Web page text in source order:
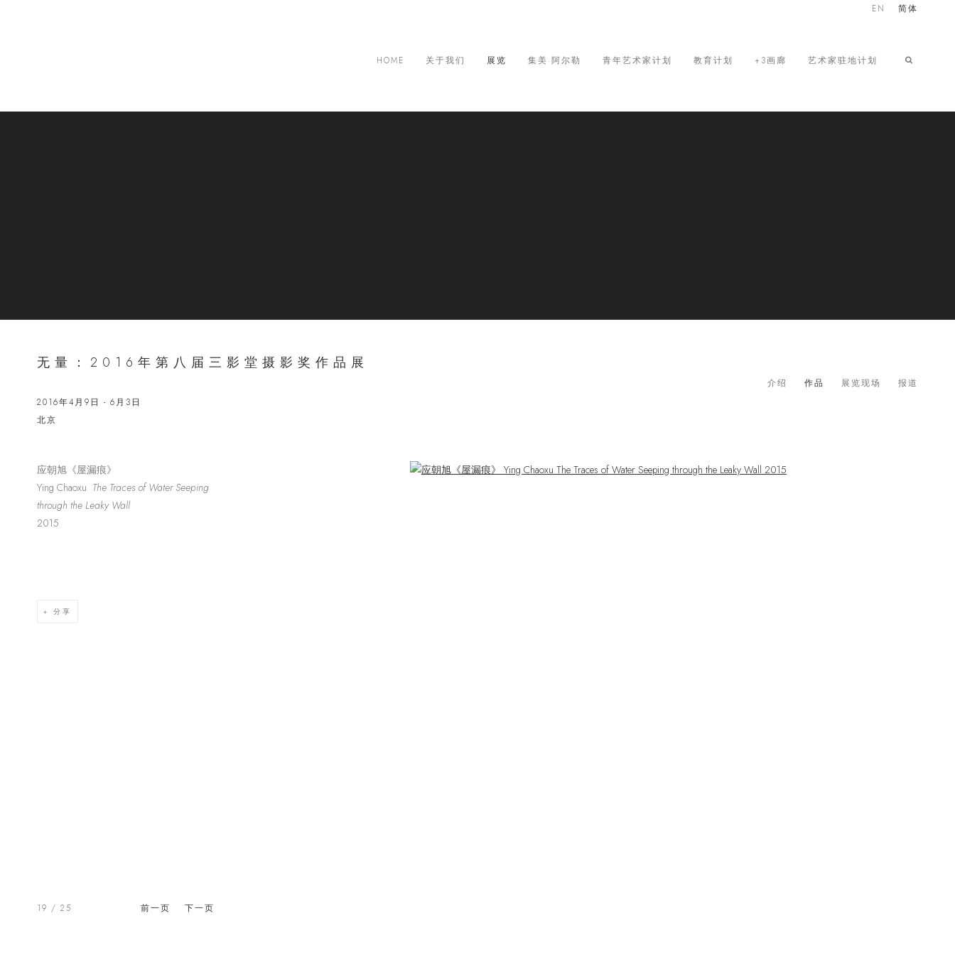
HOME 关于我们 展览 集美·阿尔勒 青年艺术家计划 教育计划 +3画廊 艺术家驻地计划
EN 简体
无量：2016年第八届三影堂摄影奖作品展
2016年4月9日 - 6月3日
北京
介绍 作品 展览现场 报道
Open a larger version of the following image in a popup:
应朝旭《屋漏痕》
Ying Chaoxu The Traces of Water Seeping
through the Leaky Wall
2015
分享
前一页 下一页
19 / 25